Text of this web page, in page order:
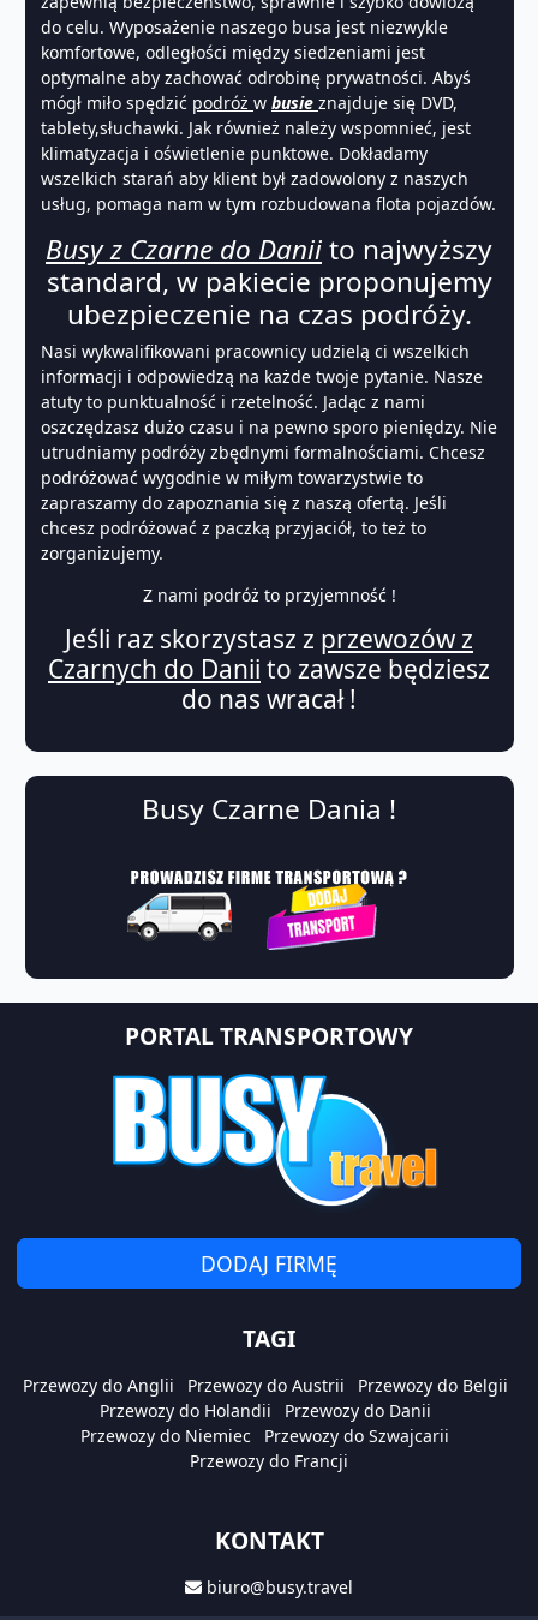
do celu. Wyposażenie naszego busa jest niezwykle
komfortowe, odległości między siedzeniami jest
optymalne aby zachować odrobinę prywatności. Abyś
mógł miło spędzić podróż w busie znajduje się DVD,
tablety,słuchawki. Jak również należy wspomnieć, jest
klimatyzacja i oświetlenie punktowe. Dokładamy
wszelkich starań aby klient był zadowolony z naszych
usług, pomaga nam w tym rozbudowana flota pojazdów.
Busy z Czarne do Daniito najwyższy
standard, w pakiecie proponujemy
ubezpieczenie na czas podróży.
Nasi wykwalifikowani pracownicy udzielą ci wszelkich
informacji i odpowiedzą na każde twoje pytanie. Nasze
atuty to punktualność i rzetelność. Jadąc z nami
oszczędzasz dużo czasu i na pewno sporo pieniędzy. Nie
utrudniamy podróży zbędnymi formalnościami. Chcesz
podróżować wygodnie w miłym towarzystwie to
zapraszamy do zapoznania się z naszą ofertą. Jeśli
chcesz podróżować z paczką przyjaciół, to też to
zorganizujemy.
Z nami podróż to przyjemność !
Jeśli raz skorzystasz z przewozów z
Czarnych do Danii to zawsze będziesz
do nas wracał !
Busy Czarne Dania !
PORTAL TRANSPORTOWY
DODAJ FIRMĘ
TAGI
Przewozy do Anglii Przewozy do Austrii
Przewozy do Belgii
Przewozy do Holandii
Przewozy do Danii
Przewozy do Niemiec
Przewozy do Szwajcarii
Przewozy do Francji
KONTAKT
biuro@busy.travel